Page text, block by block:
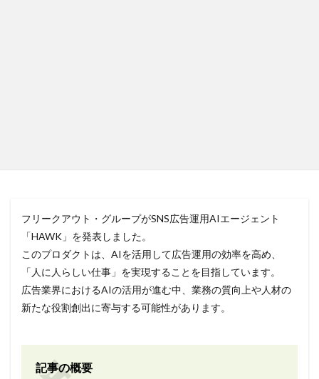
フリークアウト・グループがSNS広告運用AIエージェント
「HAWK」を発表しました。
このプロダクトは、AIを活用して広告運用の効率を高め、
「人に人らしい仕事」を実現することを目指しています。
広告業界におけるAIの活用が進む中、業務の質向上や人材の
新たな役割創出に寄与する可能性があります。
記事の概要